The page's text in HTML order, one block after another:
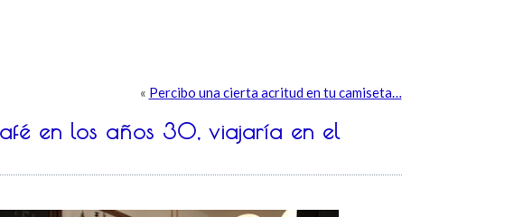
« Percibo una cierta acritud en tu camiseta…
en los años 30, viajaría en el